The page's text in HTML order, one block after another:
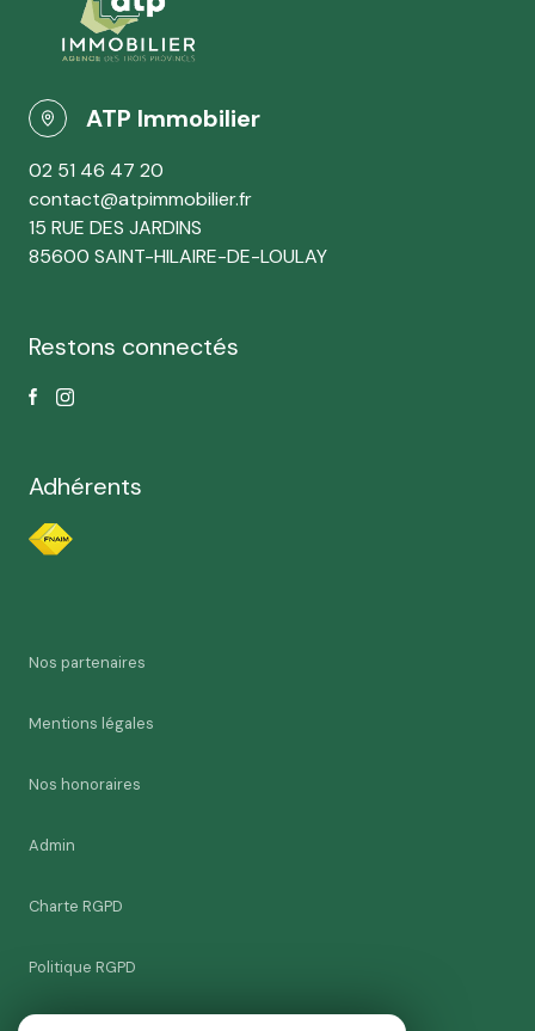
ATP Immobilier
02 51 46 47 20
contact@atpimmobilier.fr
15 RUE DES JARDINS
85600 SAINT-HILAIRE-DE-LOULAY
Restons connectés
Adhérents
Nos partenaires
Mentions légales
Nos honoraires
Admin
Charte RGPD
Politique RGPD